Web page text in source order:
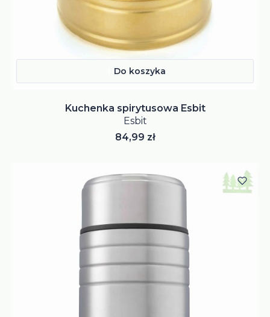
Do koszyka
Kuchenka spirytusowa Esbit
Esbit
Cena
84,99 zł